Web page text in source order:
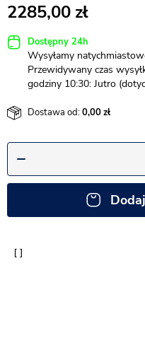
2285,00
Dostępny 24h
Wysyłamy
Przewidywany czas
godziny 10:30: Jutro
Dostawa od:0,00